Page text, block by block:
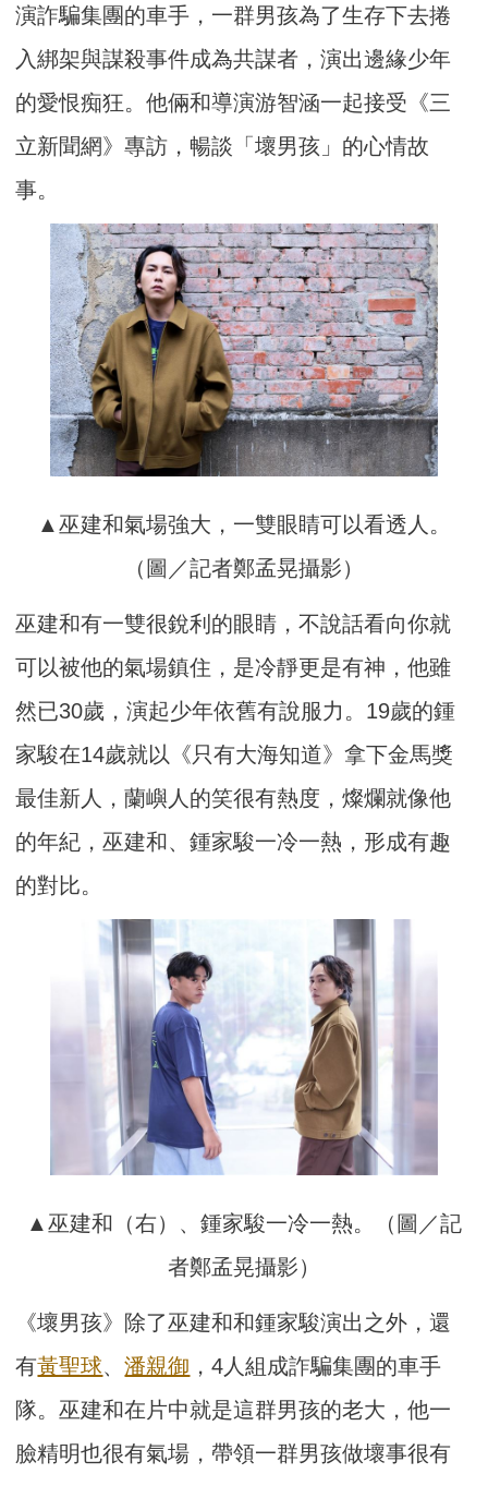
演詐騙集團的車手，一群男孩為了生存下去捲
入綁架與謀殺事件成為共謀者，演出邊緣少年
的愛恨痴狂。他倆和導演游智涵一起接受《三
立新聞網》專訪，暢談「壞男孩」的心情故
事。
▲巫建和氣場強大，一雙眼睛可以看透人。
（圖／記者鄭孟晃攝影）
巫建和有一雙很銳利的眼睛，不說話看向你就
可以被他的氣場鎮住，是冷靜更是有神，他雖
然已30歲，演起少年依舊有說服力。19歲的鍾
家駿在14歲就以《只有大海知道》拿下金馬獎
最佳新人，蘭嶼人的笑很有熱度，燦爛就像他
的年紀，巫建和、鍾家駿一冷一熱，形成有趣
的對比。
▲巫建和（右）、鍾家駿一冷一熱。（圖／記
者鄭孟晃攝影）
《壞男孩》除了巫建和和鍾家駿演出之外，還
有黃聖球、潘親御 ，4人組成詐騙集團的車手
隊。巫建和在片中就是這群男孩的老大，他一
臉精明也很有氣場，帶領一群男孩做壞事很有